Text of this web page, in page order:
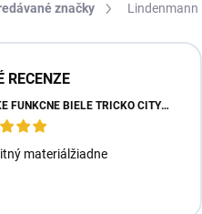
značky Lindenmann
RECENZE
PÁNSKE FUNKČNÉ BIELE TRIČKO CITYZEN
materiálžiadne